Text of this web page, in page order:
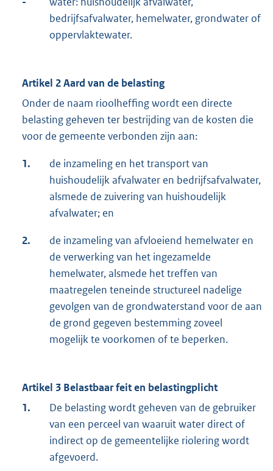
bedrijfsafvalwater, hemelwater, grondwater of
oppervlaktewater.
Artikel 2 Aard van de belasting
Onder de naam rioolheffing wordt een directe
belasting geheven ter bestrijding van de kosten die
voor de gemeente verbonden zijn aan:
1.
de inzameling en het transport van
huishoudelijk afvalwater en bedrijfsafvalwater,
alsmede de zuivering van huishoudelijk
afvalwater; en
2.
de inzameling van afvloeiend hemelwater en
de verwerking van het ingezamelde
hemelwater, alsmede het treffen van
maatregelen teneinde structureel nadelige
gevolgen van de grondwaterstand voor de aan
de grond gegeven bestemming zoveel
mogelijk te voorkomen of te beperken.
Artikel 3 Belastbaar feit en belastingplicht
1.
De belasting wordt geheven van de gebruiker
van een perceel van waaruit water direct of
indirect op de gemeentelijke riolering wordt
afgevoerd.